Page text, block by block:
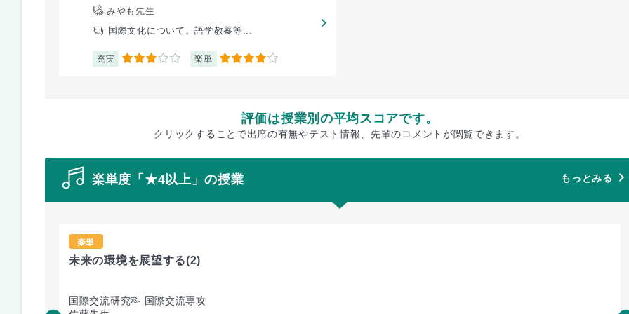
みやも先生
国際文化について。語学教養等...
充実 3 楽単 4
評価は授業別の平均スコアです。
クリックすることで出席の有無やテスト情報、先輩のコメントが閲覧できます。
楽単度「★4以上」の授業 もっとみる
楽単
未来の環境を展望する(2)
国際交流研究科 国際交流専攻